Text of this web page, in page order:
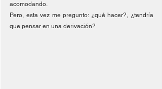
acomodando.
Pero, esta vez me pregunto: ¿qué hacer?, ¿tendría
que pensar en una derivación?